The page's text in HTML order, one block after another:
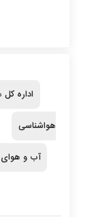
اداره
هواشناسی
آب و هوای